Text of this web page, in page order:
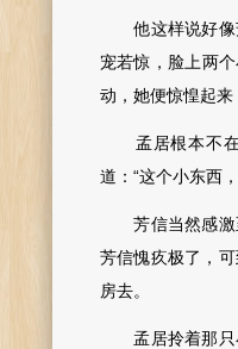
他这样说好像芳
宠若惊，脸上两
动，她便惊惶起来
孟居根本不在
道：“这个小东西
芳信当然感激至
芳信愧疚极了，
房去。
孟居拎着那只小